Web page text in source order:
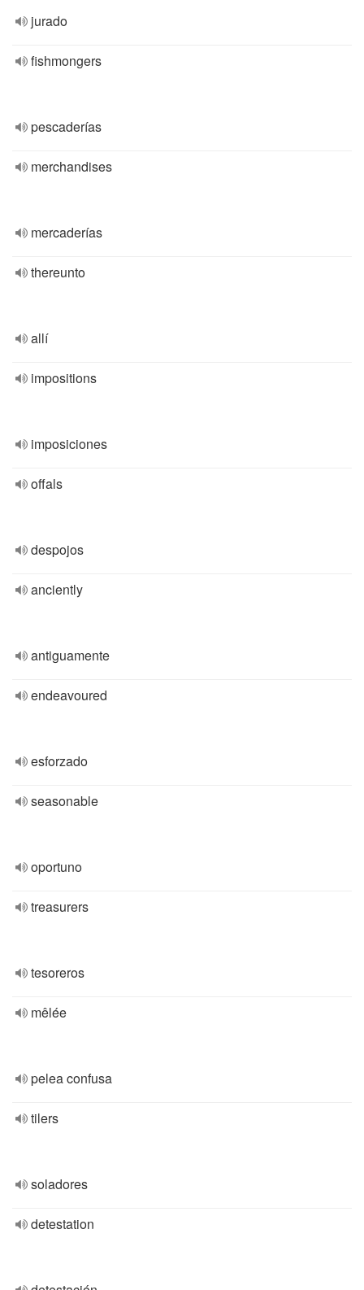
jurado
fishmongers
pescaderías
merchandises
mercaderías
thereunto
allí
impositions
imposiciones
offals
despojos
anciently
antiguamente
endeavoured
esforzado
seasonable
oportuno
treasurers
tesoreros
mêlée
pelea confusa
tilers
soladores
detestation